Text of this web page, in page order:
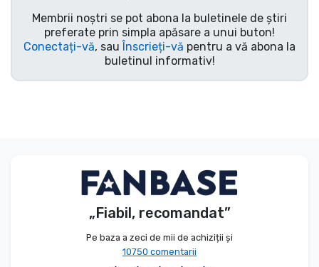
Membrii noștri se pot abona la buletinele de știri
preferate prin simpla apăsare a unui buton!
Conectați-vă, sauÎnscrieți-vă pentru a vă abona la
buletinul informativ!
„Fiabil, recomandat”
Pe baza a zeci de mii de achiziții și
10750 comentarii
Sortare după muzică